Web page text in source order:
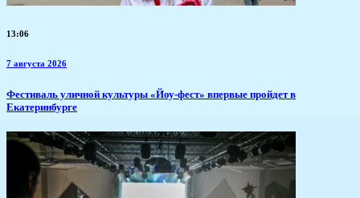
13:06
7 августа 2026
​Фестиваль уличной культуры «Йоу-фест» впервые пройдет в
Екатеринбурге